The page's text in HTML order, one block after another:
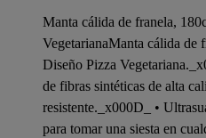
Manta cálida de franela,
VegetarianaManta cálida de
Diseño Pizza
de fibras sintéticas de alta
resistente._x000D_ •
para tomar una siesta en